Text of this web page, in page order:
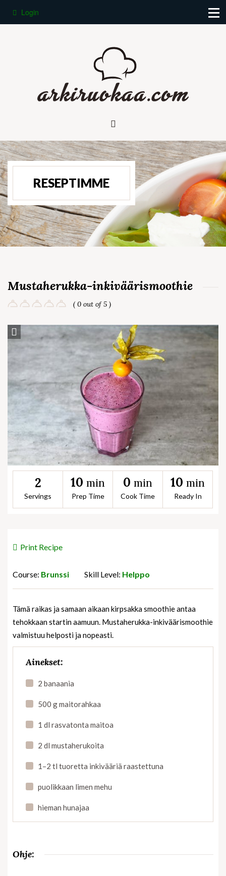
Login
RESEPTIMME
Mustaherukka-inkiväärismoothie
( 0 out of 5 )
Save Recipe
2
Servings
10 min
Prep Time
0 min
Cook Time
10 min
Ready In
Print Recipe
Course: Brunssi Skill Level: Helppo
Tämä raikas ja samaan aikaan kirpsakka smoothie antaa
tehokkaan startin aamuun. Mustaherukka-inkiväärismoothie
valmistuu helposti ja nopeasti.
Ainekset:
2 banaania
500 g maitorahkaa
1 dl rasvatonta maitoa
2 dl mustaherukoita
1–2 tl tuoretta inkivääriä raastettuna
puolikkaan limen mehu
hieman hunajaa
Ohje: